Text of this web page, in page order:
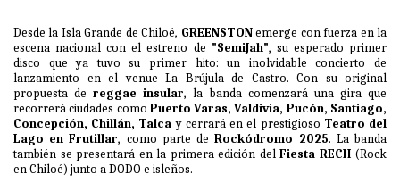
Desde la Isla Grande de Chiloé, GREENSTONemerge con fuerza en la
escena nacional con el estreno de "SemiJah", su esperado primer
disco que ya tuvo su primer hito: un inolvidable concierto de
lanzamiento en el venue La Brújula de Castro. Con su original
propuesta dereggae insular, la banda comenzará una gira que
recorrerá ciudades como Puerto Varas, Valdivia, Pucón, Santiago,
Concepción, Chillán, Talca y cerrará en el prestigioso Teatro del
Lago en Frutillar, como parte deRockódromo 2025. La banda
también se presentará en la primera edición del Fiesta RECH (Rock
en Chiloé) junto a DODO e isleños.